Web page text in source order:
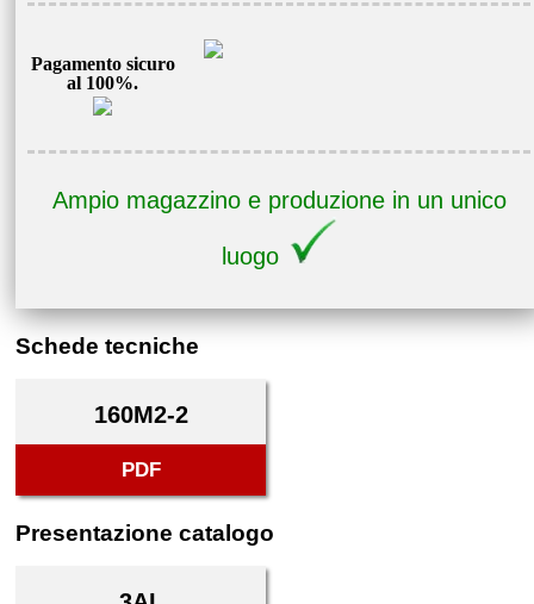
Pagamento sicuro
al 100%.
Ampio magazzino e produzione in un unico
luogo
Schede tecniche
160M2-2
PDF
Presentazione catalogo